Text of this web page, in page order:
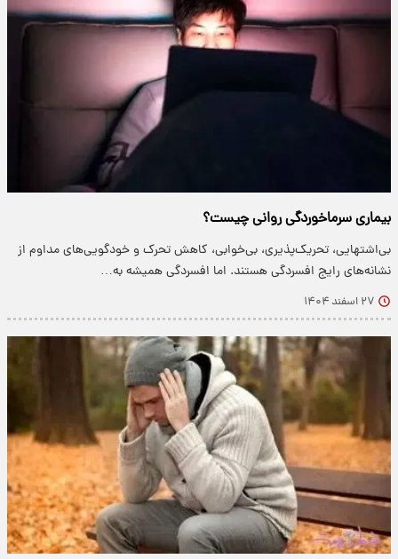
بیماری سرماخوردگی روانی چیست؟
بی‌اشتهایی، تحریک‌پذیری، بی‌خوابی، کاهش تحرک و خودگویی‌های مداوم از
نشانه‌های رایج افسردگی هستند. اما افسردگی همیشه به…
۲۷ اسفند ۱۴۰۴